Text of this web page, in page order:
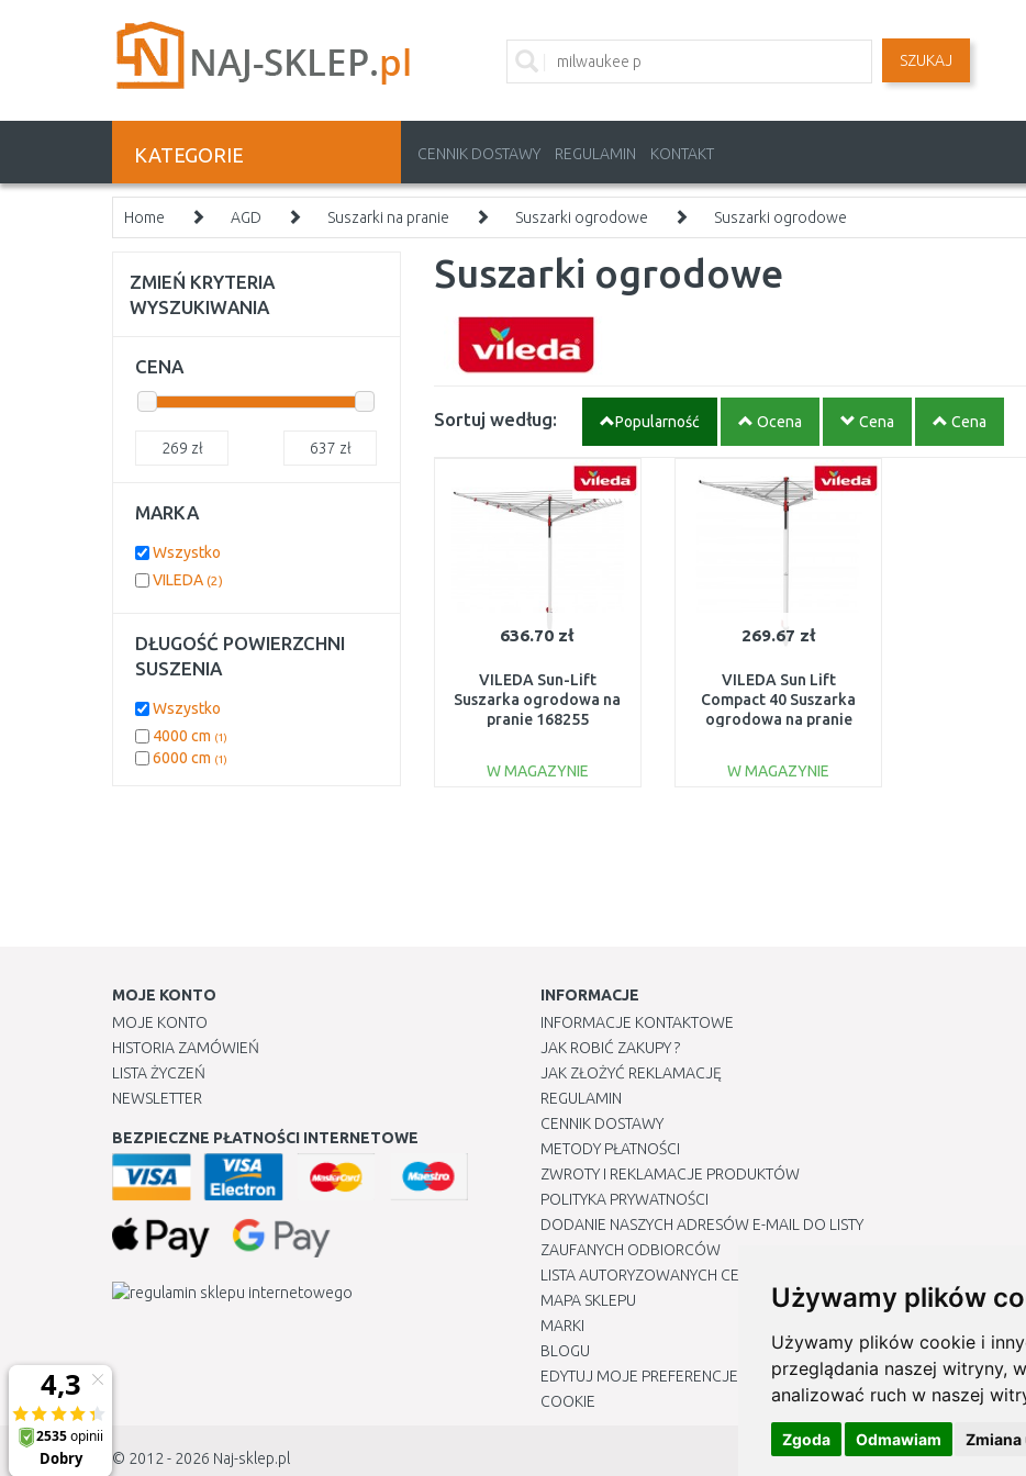
Używamy plików
Używamy plików cookie i
przeglądania naszej witryny,
analizować ruch w naszej
Zgoda Odmawiam Zmiana
SZUKAJ
KATEGORIE CENNIK DOSTAWY REGULAMIN KONTAKT
Home AGD Suszarki na pranie Suszarki ogrodowe Suszarki ogrodowe
Suszarki ogrodowe
Sortuj według: Popularność Ocena Cena Cena
636.70 zł
VILEDA Sun-Lift
Suszarka ogrodowa na
pranie 168255
W MAGAZYNIE
269.67 zł
VILEDA Sun Lift
Compact 40 Suszarka
ogrodowa na pranie
W MAGAZYNIE
ZMIEŃ KRYTERIA
WYSZUKIWANIA
CENA
269 zł 637 zł
MARKA
Wszystko
VILEDA (2)
DŁUGOŚĆ POWIERZCHNI
SUSZENIA
Wszystko
4000 cm (1)
6000 cm (1)
MOJE KONTO
MOJE KONTO
HISTORIA ZAMÓWIEŃ
LISTA ŻYCZEŃ
NEWSLETTER
BEZPIECZNE PŁATNOŚCI INTERNETOWE
INFORMACJE
INFORMACJE KONTAKTOWE
JAK ROBIĆ ZAKUPY ?
JAK ZŁOŻYĆ REKLAMACJĘ
REGULAMIN
CENNIK DOSTAWY
METODY PŁATNOŚCI
ZWROTY I REKLAMACJE PRODUKTÓW
POLITYKA PRYWATNOŚCI
DODANIE NASZYCH ADRESÓW E-MAIL DO LISTY
ZAUFANYCH ODBIORCÓW
LISTA AUTORYZOWANYCH CENTRÓW SERWISOWYCH
MAPA SKLEPU
MARKI
BLOGU
EDYTUJ MOJE PREFERENCJE DOTYCZĄCE PLIKÓW
COOKIE
© 2012 - 2026 Naj-sklep.pl